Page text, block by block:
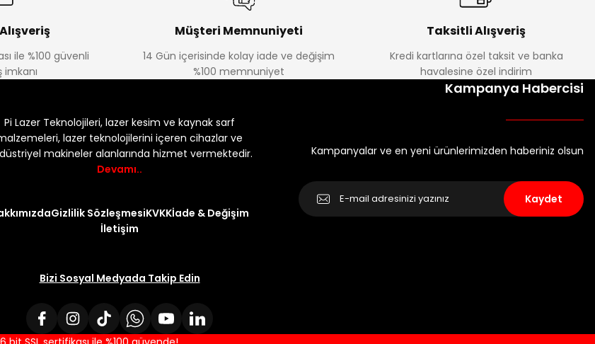
ile %100 güvenli
imkanı
Müşteri Memnuniyeti
14 Gün içerisinde kolay iade ve değişim
%100 memnuniyet
Taksitli Alışveriş
Kredi kartlarına özel taksit ve banka
havalesine özel indirim
Pi Lazer Teknolojileri, lazer kesim ve kaynak sarf
lazer teknolojilerini içeren cihazlar ve
makineler alanlarında hizmet vermektedir.
Devamı..
Gizlilik SözleşmesiKVKKİade & Değişim
İletişim
Bizi Sosyal Medyada Takip Edin
Kampanya Habercisi
Kampanyalar ve en yeni ürünlerimizden haberiniz olsun
Kaydet